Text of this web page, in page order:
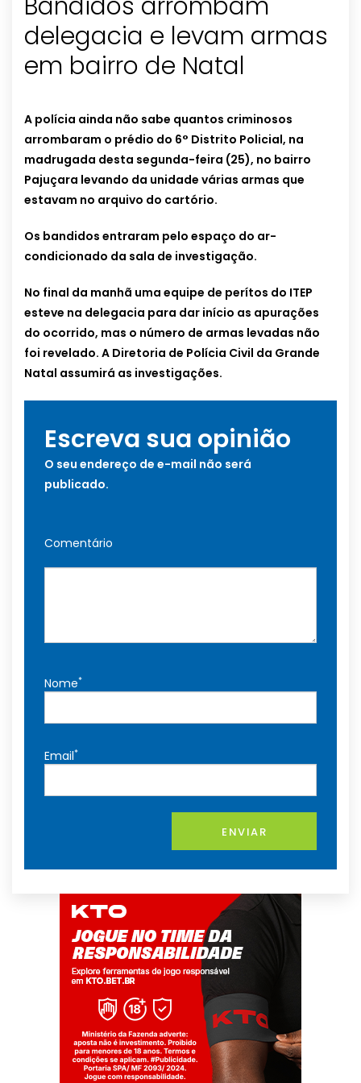
delegacia e levam armas
em bairro de Natal
A polícia ainda não sabe quantos criminosos
arrombaram o prédio do 6° Distrito Policial, na
madrugada desta segunda-feira (25), no bairro
Pajuçara levando da unidade várias armas que
estavam no arquivo do cartório.
Os bandidos entraram pelo espaço do ar-
condicionado da sala de investigação.
No final da manhã uma equipe de perítos do ITEP
esteve na delegacia para dar início as apurações
do ocorrido, mas o número de armas levadas não
foi revelado. A Diretoria de Polícia Civil da Grande
Natal assumirá as investigações.
Escreva sua opinião
O seu endereço de e-mail não será
publicado.
Comentário
Nome*
Email*
ENVIAR